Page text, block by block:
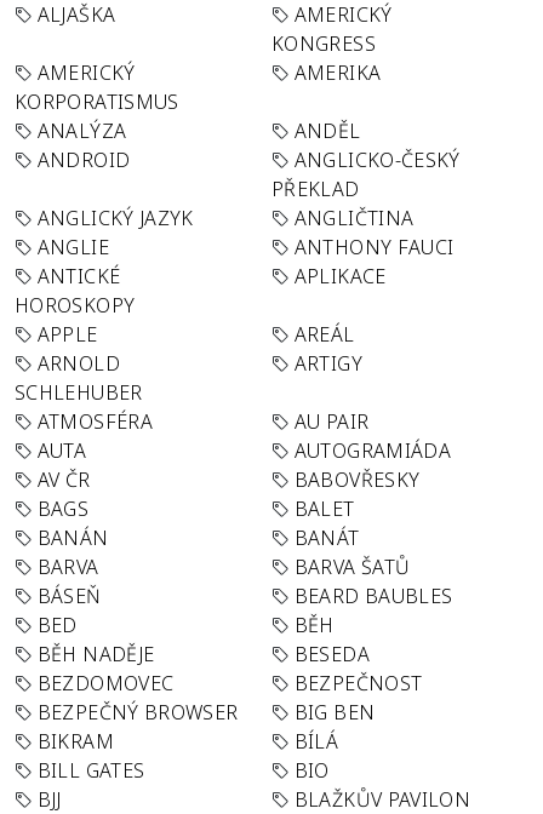
ALJAŠKA
AMERICKÝ
KONGRESS
AMERICKÝ
KORPORATISMUS
AMERIKA
ANALÝZA
ANDĚL
ANDROID
ANGLICKO-ČESKÝ
PŘEKLAD
ANGLICKÝ JAZYK
ANGLIČTINA
ANGLIE
ANTHONY FAUCI
ANTICKÉ
HOROSKOPY
APLIKACE
APPLE
AREÁL
ARNOLD
SCHLEHUBER
ARTIGY
ATMOSFÉRA
AU PAIR
AUTA
AUTOGRAMIÁDA
AV ČR
BABOVŘESKY
BAGS
BALET
BANÁN
BANÁT
BARVA
BARVA ŠATŮ
BÁSEŇ
BEARD BAUBLES
BED
BĚH
BĚH NADĚJE
BESEDA
BEZDOMOVEC
BEZPEČNOST
BEZPEČNÝ BROWSER
BIG BEN
BIKRAM
BÍLÁ
BILL GATES
BIO
BJJ
BLAŽKŮV PAVILON